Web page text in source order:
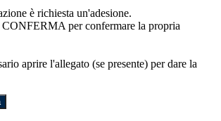
è richiesta un'adesione.
CONFERMA per confermare la propria
aprire l'allegato (se presente) per dare la